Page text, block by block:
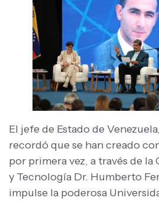
El jefe de Estado de Venezuela,
recordó que se han creado
por primera vez, a través de
y Tecnología Dr. Humberto
impulse la poderosa